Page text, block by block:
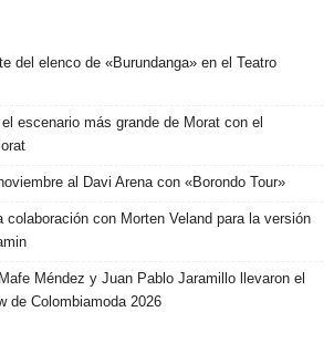
del elenco de «Burundanga» en el Teatro
escenario más grande de Morat con el
al Davi Arena con «Borondo Tour»
colaboración con Morten Veland para la versión
Méndez y Juan Pablo Jaramillo llevaron el
de Colombiamoda 2026